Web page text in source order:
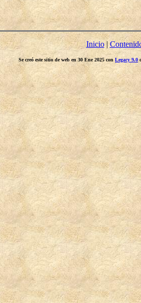
Inicio|
Se creó este sitio de web en 30 Ene 2025 con Legacy 9.0